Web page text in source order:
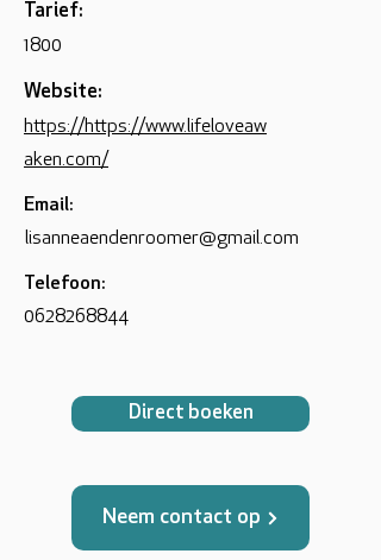
Tarief:
1800
Website:
https://https://www.lifeloveaw
aken.com/
Email:
lisanneaendenroomer@gmail.com
Telefoon:
0628268844
Direct boeken
Neem contact op